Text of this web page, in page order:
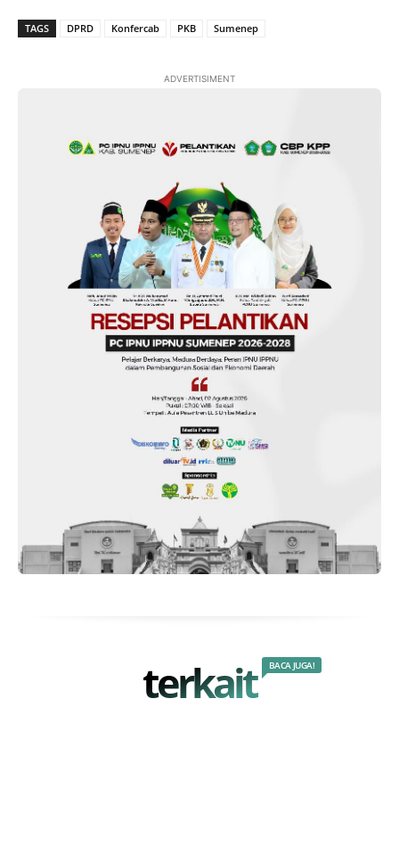
TAGS DPRD Konfercab PKB Sumenep
ADVERTISIMENT
terkait BACA JUGA!